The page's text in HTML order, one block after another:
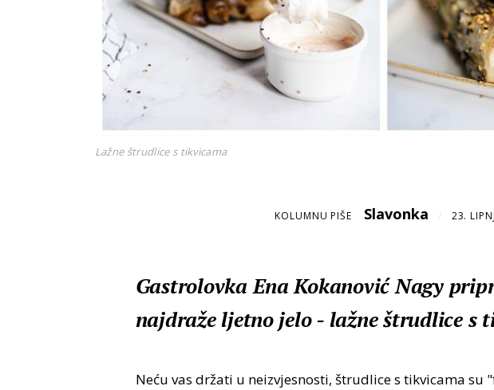
Lažne štrudlice s tikvicama
KOLUMNU PIŠE Slavonka / 23.
Gastrolovka Ena Kokanović Nagy
najdraže ljetno jelo - lažne štrudlice s
Neću vas držati u neizvjesnosti, štrudlice s tikvicama su